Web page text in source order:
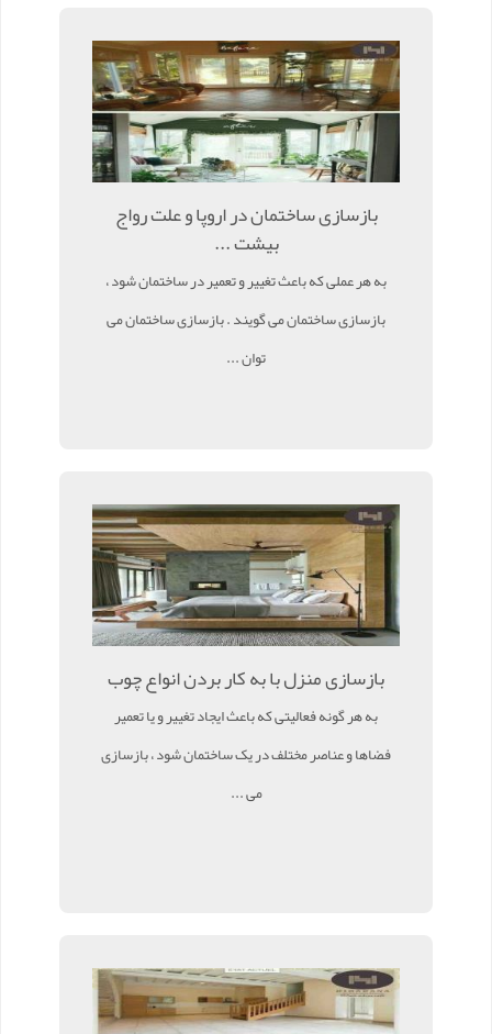
بازسازی ساختمان در اروپا و علت رواج
بیشت ...
به هر عملی که باعث تغییر و تعمیر در ساختمان شود ،
بازسازی ساختمان می گویند . بازسازی ساختمان می
توان ...
بازسازی منزل با به کار بردن انواع چوب
به هر گونه فعالیتی که باعث ایجاد تغییر و یا تعمیر
فضاها و عناصر مختلف در یک ساختمان شود ، بازسازی
می ...